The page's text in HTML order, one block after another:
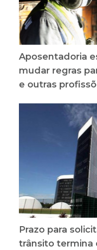
Aposentadoria
mudar regras
e outras
Prazo para
trânsito termina